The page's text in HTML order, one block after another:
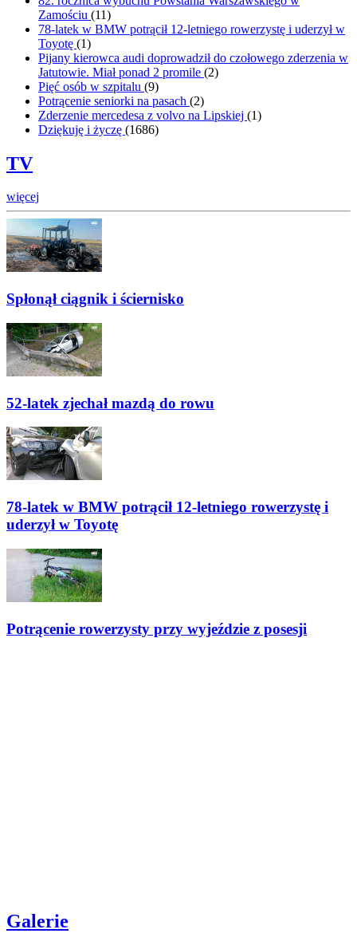
Zamościu (11)
78-latek w BMW potrącił 12-letniego rowerzystę i uderzył w
Toyotę (1)
Pijany kierowca audi doprowadził do czołowego zderzenia w
Jatutowie. Miał ponad 2 promile (2)
Pięć osób w szpitalu (9)
Potrącenie seniorki na pasach (2)
Zderzenie mercedesa z volvo na Lipskiej (1)
Dziękuję i życzę (1686)
TV
więcej
Spłonął ciągnik i ściernisko
52-latek zjechał mazdą do rowu
78-latek w BMW potrącił 12-letniego rowerzystę i
uderzył w Toyotę
Potrącenie rowerzysty przy wyjeździe z posesji
Galerie